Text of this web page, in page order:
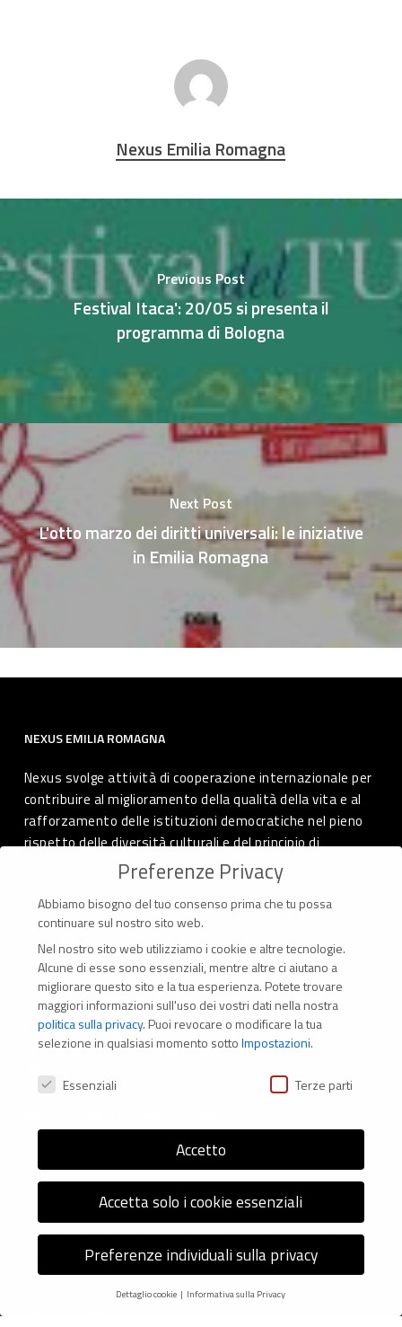
Nexus Emilia Romagna
Previous Post
Festival Itaca': 20/05 si presenta il
programma di Bologna
Next Post
L'otto marzo dei diritti universali: le iniziative
in Emilia Romagna
NEXUS EMILIA ROMAGNA
Nexus svolge attività di cooperazione internazionale per
contribuire al miglioramento della qualità della vita e al
rafforzamento delle istituzioni democratiche nel pieno
rispetto delle diversità culturali e del principio di
autodeterminazione dei popoli.
CONTATTI
Via Marconi 69 – 40122 Bologna (Italia)
Tel. +39 051 294 775
© 2026 Nexus ER - Tutti i diritti riservati - Codice fiscale:
92036270376 -Informativa sui CookieePrivacy Policy
Credits: Next-Data
Preferenze Privacy
Abbiamo bisogno del tuo consenso prima che tu possa
continuare sul nostro sito web.
Nel nostro sito web utilizziamo i cookie e altre tecnologie.
Alcune di esse sono essenziali, mentre altre ci aiutano a
migliorare questo sito e la tua esperienza. Potete trovare
maggiori informazioni sull'uso dei vostri dati nella nostra
politica sulla privacy. Puoi revocare o modificare la tua
selezione in qualsiasi momento sottoImpostazioni.
Preferenze Privacy
Essenziali Terze parti
Accetto
Accetta solo i cookie essenziali
Preferenze individuali sulla privacy
Dettaglio cookie Informativa sulla Privacy